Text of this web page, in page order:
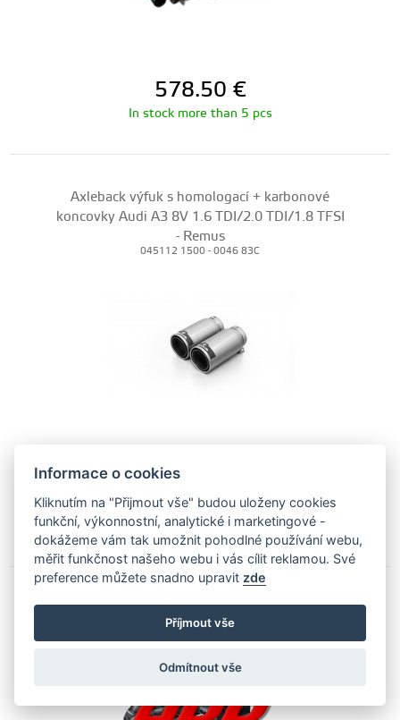
Informace o cookies
Kliknutím na "Přijmout vše" budou uloženy cookies
funkční, výkonnostní, analytické i marketingové -
dokážeme vám tak umožnit pohodlné používání webu,
měřit funkčnost našeho webu i vás cílit reklamou. Své
preference můžete snadno upravit zde
Příjmout vše
Odmítnout vše
578.50 €
In stock more than 5 pcs
Axleback výfuk s homologací + karbonové
koncovky Audi A3 8V 1.6 TDI/2.0 TDI/1.8 TFSI
- Remus
045112 1500 - 0046 83C
1 544.20€
We will deliver to you within 5 days
APR Stage 1 410hp 606Nm chiptuning AUDI
TT RS RS3 2,5 TFSI